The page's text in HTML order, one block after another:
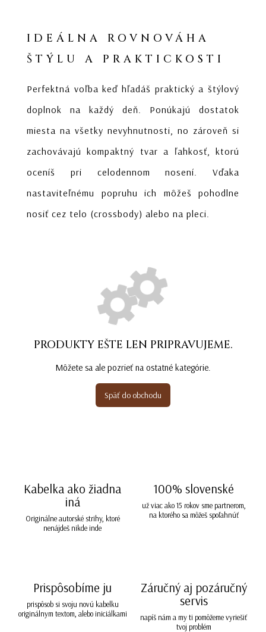
IDEÁLNA ROVNOVÁHA
ŠTÝLU A PRAKTICKOSTI
Perfektná voľba keď hľadáš praktický a štýlový
doplnok na každý deň. Ponúkajú dostatok
miesta na všetky nevyhnutnosti, no zároveň si
zachovávajú kompaktný tvar a ľahkosť, ktorú
oceníš pri celodennom nosení. Vďaka
nastaviteľnému popruhu ich môžeš pohodlne
nosiť cez telo (crossbody) alebo na pleci.
PRODUKTY EŠTE LEN PRIPRAVUJEME.
Môžete sa ale pozrieť na ostatné kategórie.
Späť do obchodu
Kabelka ako žiadna
iná
Originálne autorské strihy, ktoré
nenájdeš nikde inde
100% slovenské
už viac ako 15 rokov sme partnerom,
na ktorého sa môžeš spoľahnúť
Prispôsobíme ju
prispôsob si svoju novú kabelku
originálnym textom, alebo iniciálkami
Záručný aj pozáručný
servis
napíš nám a my ti pomôžeme vyriešiť
tvoj problém